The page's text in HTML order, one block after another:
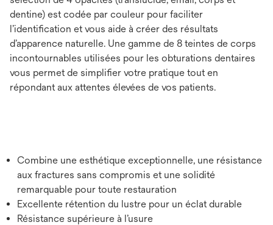
dentine) est codée par couleur pour faciliter
l’identiﬁcation et vous aide à créer des résultats
d’apparence naturelle. Une gamme de 8 teintes de corps
incontournables utilisées pour les obturations dentaires
vous permet de simplifier votre pratique tout en
répondant aux attentes élevées de vos patients.
Combine une esthétique exceptionnelle, une résistance
aux fractures sans compromis et une solidité
remarquable pour toute restauration
Excellente rétention du lustre pour un éclat durable
Résistance supérieure à l’usure